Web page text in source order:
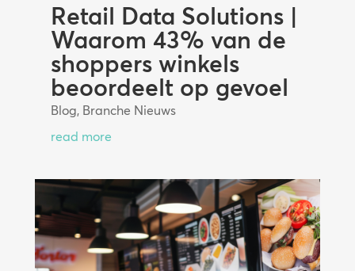
Retail Data Solutions |
Waarom 43% van de
shoppers winkels
beoordeelt op gevoel
Blog, Branche Nieuws
read more